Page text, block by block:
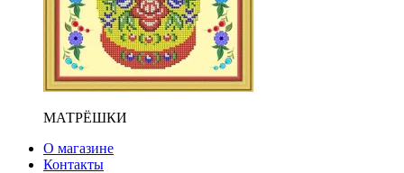
МАТРЁШКИ
О магазине
Контакты